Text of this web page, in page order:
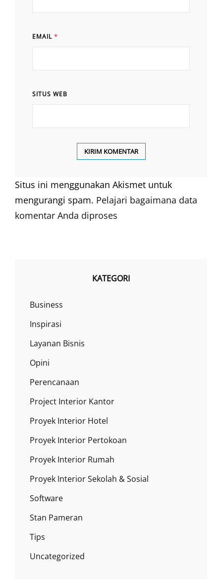
EMAIL *
SITUS WEB
Situs ini menggunakan Akismet untuk
mengurangi spam. Pelajari bagaimana data
komentar Anda diproses
KATEGORI
Business
Inspirasi
Layanan Bisnis
Opini
Perencanaan
Project Interior Kantor
Proyek Interior Hotel
Proyek Interior Pertokoan
Proyek Interior Rumah
Proyek Interior Sekolah & Sosial
Software
Stan Pameran
Tips
Uncategorized